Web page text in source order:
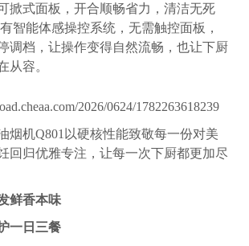
掀式面板，开合顺畅省力，清洁无死
智能体感操控系统，无需触控面板，
调档，让操作变得自然流畅，也让下厨
从容。
机Q801以硬核性能致敬每一份对美
回归优雅专注，让每一次下厨都更加尽
香本味
日三餐